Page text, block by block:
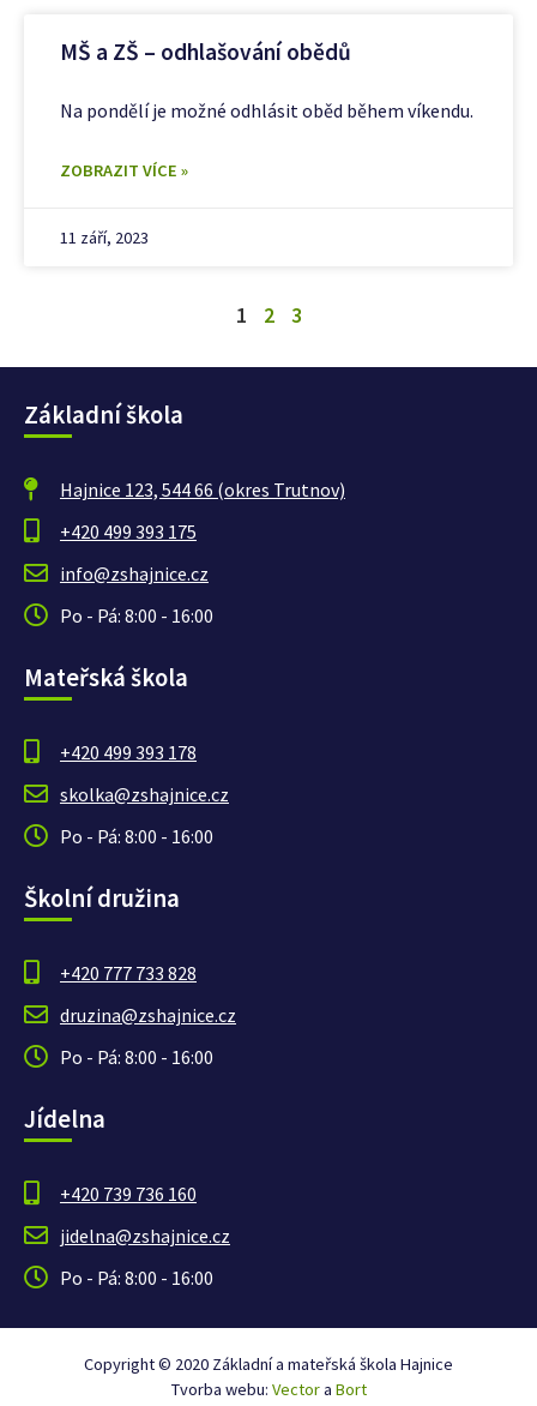
MŠ a ZŠ – odhlašování obědů
Na pondělí je možné odhlásit oběd během víkendu.
ZOBRAZIT VÍCE »
11 září, 2023
1 2 3
Základní škola
Hajnice 123, 544 66 (okres Trutnov)
+420 499 393 175
info@zshajnice.cz
Po - Pá: 8:00 - 16:00
Mateřská škola
+420 499 393 178
skolka@zshajnice.cz
Po - Pá: 8:00 - 16:00
Školní družina
+420 777 733 828
druzina@zshajnice.cz
Po - Pá: 8:00 - 16:00
Jídelna
+420 739 736 160
jidelna@zshajnice.cz
Po - Pá: 8:00 - 16:00
Copyright © 2020 Základní a mateřská škola Hajnice
Tvorba webu: Vectora Bort